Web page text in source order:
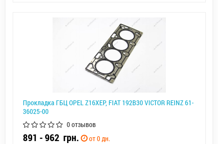
Прокладка ГБЦ OPEL Z16XEP, FIAT 192B30 VICTOR REINZ 61-
36025-00
0 отзывов
891 - 962 грн.
от 0 дн.